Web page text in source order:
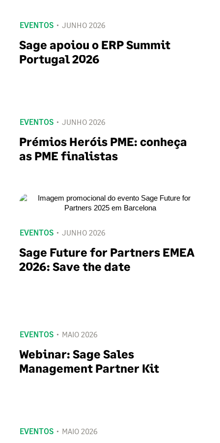
EVENTOS JUNHO 2026
Sage apoiou o ERP Summit
Portugal 2026
EVENTOS JUNHO 2026
Prémios Heróis PME: conheça
as PME finalistas
EVENTOS JUNHO 2026
Sage Future for Partners EMEA
2026: Save the date
EVENTOS MAIO 2026
Webinar: Sage Sales
Management Partner Kit
EVENTOS MAIO 2026